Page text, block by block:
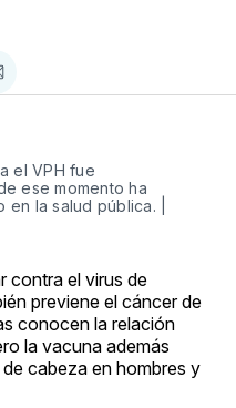
el VPH fue
ese momento ha
la salud pública. |
contra el virus de
previene el cáncer de
conocen la relación
la vacuna además
cabeza en hombres y